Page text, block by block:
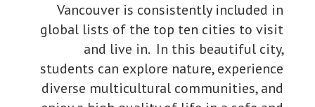
global
students
diverse